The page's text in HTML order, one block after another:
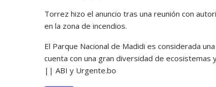
Torrez hizo el anuncio tras una reunión con
en la zona de incendios.
El Parque Nacional de Madidi es considerada
cuenta con una gran diversidad de
|| ABI y Urgente.bo